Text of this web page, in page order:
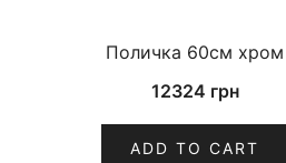
Поличка 60см хром
12324 грн
ADD TO CART